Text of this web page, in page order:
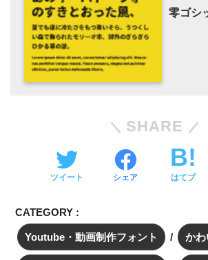
零ゴシ
SHARE
ツイート シェア はてブ
CATEGORY :
Youtube・動画制作フォント かわ